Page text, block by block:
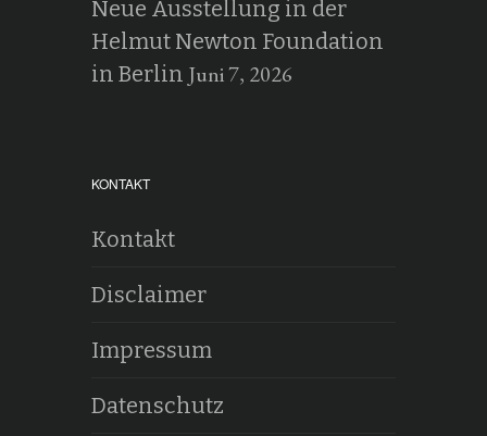
Neue Ausstellung in der
Helmut Newton Foundation
in Berlin Juni 7, 2026
KONTAKT
Kontakt
Disclaimer
Impressum
Datenschutz